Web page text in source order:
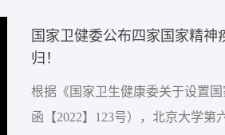
国家卫健委公布四家国家精神
归！
根据《国家卫生健康委关于设置
函【2022】123号），北京大学